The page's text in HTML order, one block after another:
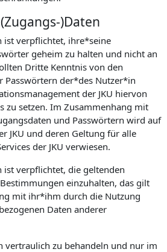
)Daten
verpflichtet, ihre*seine
geheim zu halten und nicht an
Dritte Kenntnis von den
Passwörtern der*des Nutzer*in
der JKU hiervon
zu setzen. Im Zusammenhang mit
und Passwörtern wird auf
JKU und deren Geltung für alle
der JKU verwiesen.
verpflichtet, die geltenden
einzuhalten, das gilt
mit ihr*ihm durch die Nutzung
Daten anderer
vertraulich zu behandeln und nur im